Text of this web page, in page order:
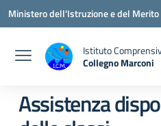
Vai ai contenuti
Vai al menu di navigazione
Vai al footer
Ministero dell'Istruzione e del Merito
Istituto
Collegno Marconi
Assistenza